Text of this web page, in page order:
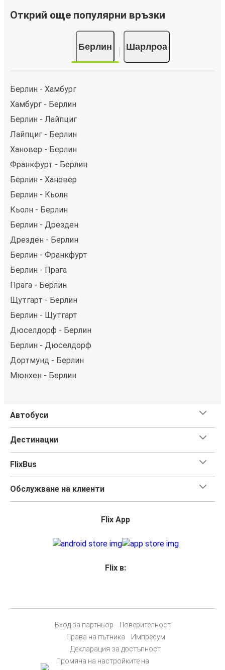
Открий още популярни връзки
Берлин Шарлроа
Берлин - Хамбург
Хамбург - Берлин
Берлин - Лайпциг
Лайпциг - Берлин
Хановер - Берлин
Франкфурт - Берлин
Берлин - Хановер
Берлин - Кьолн
Кьолн - Берлин
Берлин - Дрезден
Дрезден - Берлин
Берлин - Франкфурт
Берлин - Прага
Прага - Берлин
Щутгарт - Берлин
Берлин - Щутгарт
Дюселдорф - Берлин
Берлин - Дюселдорф
Дортмунд - Берлин
Мюнхен - Берлин
Автобуси
Дестинации
FlixBus
Обслужване на клиенти
Flix App
Flix в:
Вход за партньор
Поверителност
Права на пътника
Импресум
Декларация за достъпност
Промяна на настройките на